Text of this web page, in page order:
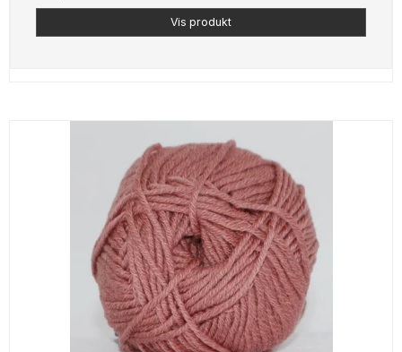
Vis produkt